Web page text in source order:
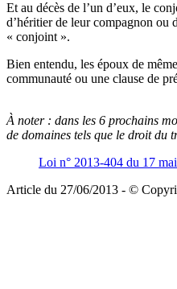
Et au décès de l’un d’eux, le
d’héritier de leur compagnon ou
« conjoint ».
Bien entendu, les époux de
communauté ou une clause de
À noter : dans les 6 prochains
de domaines tels que le droit du
Loi n° 2013-404 du 17
Article du 27/06/2013 - ©